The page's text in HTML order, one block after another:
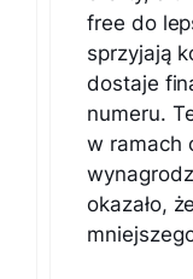
free do
sprzyjają
dostaje
numeru.
w ramach
okazało,